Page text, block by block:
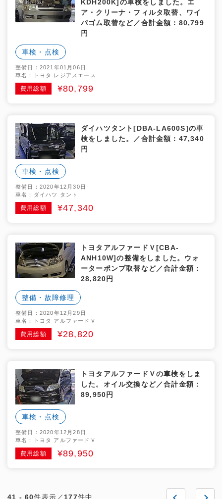
KDH200K]の車検をしました。エ
ア・クリーナ・フィルタ取替、ワイ
パゴム取替など／合計金額：80,799
円
車検・点検
整備日：2021年01月06日
車名：トヨタ レジアスエース
費用総額 ¥80,799
ダイハツタント[DBA-LA600S]の車
検をしました。／合計金額：47,340
円
車検・点検
整備日：2020年12月30日
車名：ダイハツ タント
費用総額 ¥47,340
トヨタアルファードＶ[CBA-
ANH10W]の整備をしました。ウォ
ーターポンプ取替など／合計金額：
28,820円
整備・故障修理
整備日：2020年12月29日
車名：トヨタ アルファードＶ
費用総額 ¥28,820
トヨタアルファードＶの車検をしま
した。オイル交換など／合計金額：
89,950円
車検・点検
整備日：2020年12月28日
車名：トヨタ アルファードＶ
費用総額 ¥89,950
41 - 60件表示／ 177件中